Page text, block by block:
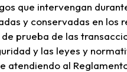
que intervengan
y conservadas en los
prueba de las
y las leyes y
al